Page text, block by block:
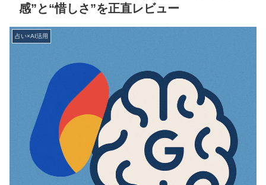
感”と“惜しさ”を正直レビュー
占い×AI活用